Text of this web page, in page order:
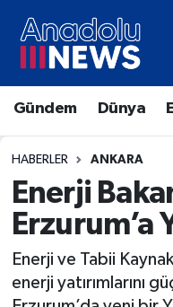
Gündem Dünya
HABERLER ANKARA
Enerji
Erzurum’a
Enerji ve Tabii
enerji yatırımlarını
Hava Durumu
Trafik Durumu
Süper Lig Puan
Tüm Manşetler
Son Dakika
Haber Arşivi